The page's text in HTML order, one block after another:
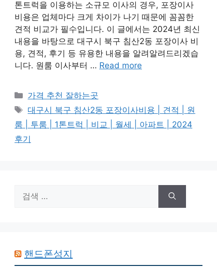
톤트럭을 이용하는 소규모 이사의 경우, 포장이사
비용은 업체마다 크게 차이가 나기 때문에 꼼꼼한
견적 비교가 필수입니다. 이 글에서는 2024년 최신
내용을 바탕으로 대구시 북구 침산2동 포장이사 비
용, 견적, 후기 등 유용한 내용을 알려알려드리겠습
니다. 원룸 이사부터 … Read more
카
테
리
가격 추천 잘하는곳
태
그
대구시 북구 침산2동 포장이사비용 | 견적 | 원
룸 | 투룸 | 1톤트럭 | 비교 | 월세 | 아파트 | 2024
후기
색:
핸드폰성지